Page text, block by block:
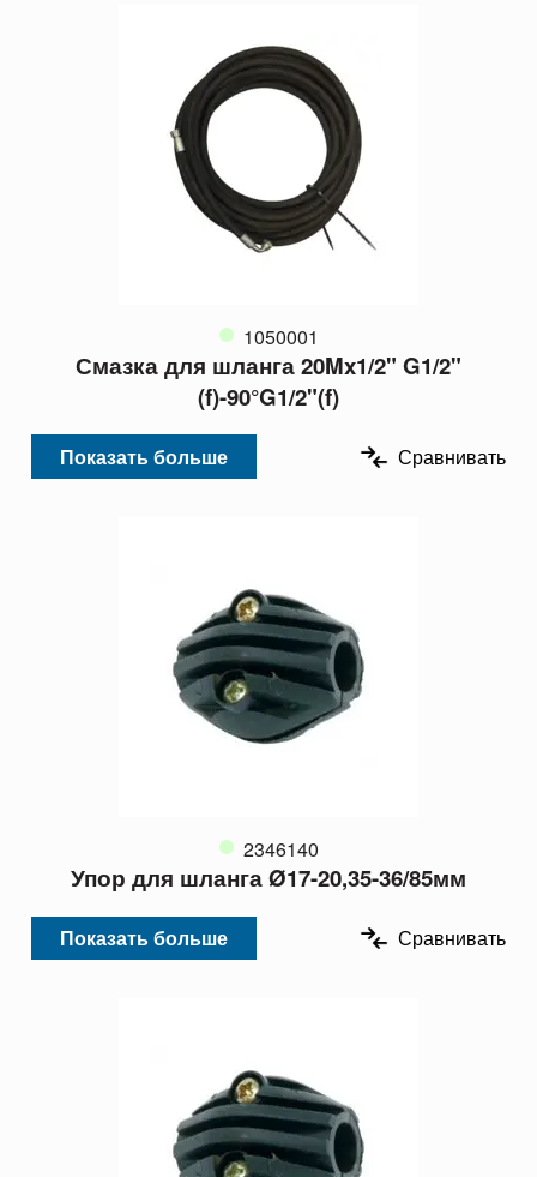
1050001
Смазка для шланга 20Mx1/2" G1/2"
(f)-90°G1/2"(f)
Показать больше Сравнивать
2346140
Упор для шланга Ø17-20,35-36/85мм
Показать больше Сравнивать